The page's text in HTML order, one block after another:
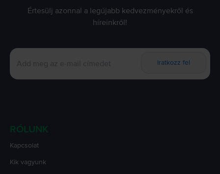
Értesülj azonnal a legújabb kedvezményekről és
híreinkről!
Iratkozz fel
RÓLUNK
Kapcsolat
Kik vagyunk